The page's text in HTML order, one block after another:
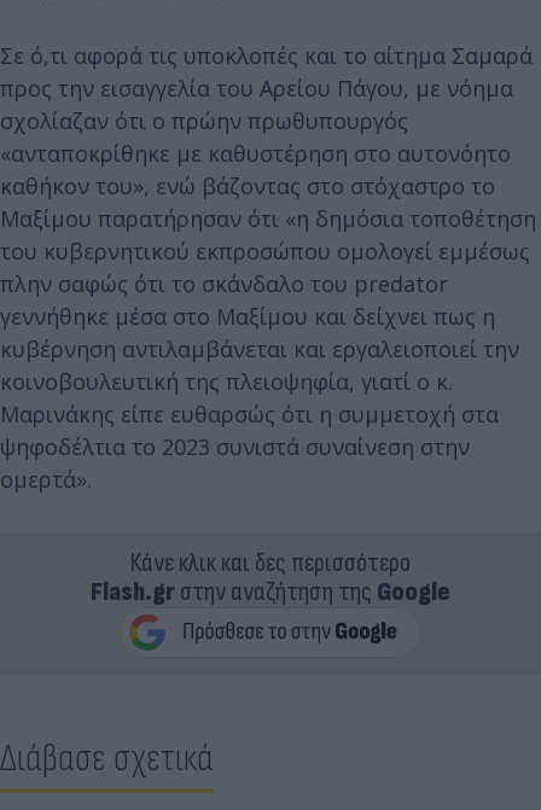
Σε ό,τι αφορά τις υποκλοπές και το αίτημα Σαμαρά
προς την εισαγγελία του Αρείου Πάγου, με νόημα
σχολίαζαν ότι ο πρώην πρωθυπουργός
«ανταποκρίθηκε με καθυστέρηση στο αυτονόητο
καθήκον του», ενώ βάζοντας στο στόχαστρο το
Μαξίμου παρατήρησαν ότι «η δημόσια τοποθέτηση
του κυβερνητικού εκπροσώπου ομολογεί εμμέσως
πλην σαφώς ότι το σκάνδαλο του predator
γεννήθηκε μέσα στο Μαξίμου και δείχνει πως η
κυβέρνηση αντιλαμβάνεται και εργαλειοποιεί την
κοινοβουλευτική της πλειοψηφία, γιατί ο κ.
Μαρινάκης είπε ευθαρσώς ότι η συμμετοχή στα
ψηφοδέλτια το 2023 συνιστά συναίνεση στην
ομερτά».
Κάνε κλικ και δες περισσότερο
Flash.grστην αναζήτηση της Google
Διάβασε σχετικά